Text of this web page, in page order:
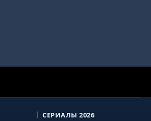
СЕРИАЛЫ 2026